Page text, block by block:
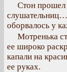
Стон
оборвалось у
Мотренька
ее широко
капали на
ее руках.